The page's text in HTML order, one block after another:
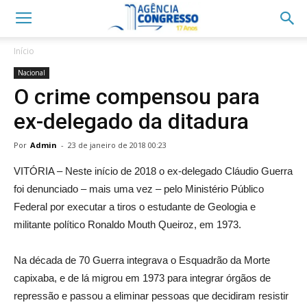
Início
Nacional
O crime compensou para
ex-delegado da ditadura
Por Admin - 23 de janeiro de 2018 00:23
VITÓRIA – Neste início de 2018 o ex-delegado Cláudio Guerra
foi denunciado – mais uma vez – pelo Ministério Público
Federal por executar a tiros o estudante de Geologia e
militante político Ronaldo Mouth Queiroz, em 1973.
Na década de 70 Guerra integrava o Esquadrão da Morte
capixaba, e de lá migrou em 1973 para integrar órgãos de
repressão e passou a eliminar pessoas que decidiram resistir